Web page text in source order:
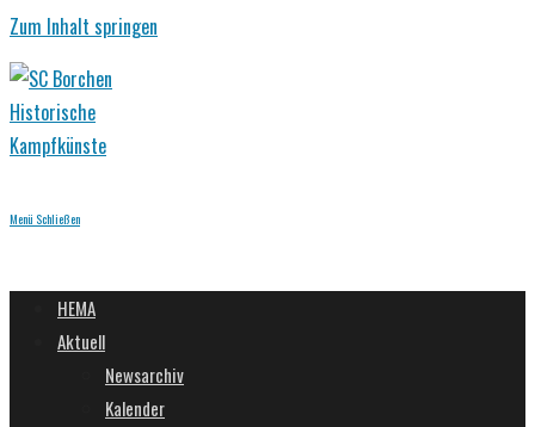
Zum Inhalt springen
Menü Schließen
HEMA
Aktuell
Newsarchiv
Kalender